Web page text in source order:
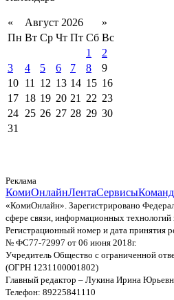
« Август 2026
»
Пн Вт Ср Чт Пт Сб Вс
1
2
3
4 5 6 7 8
9
10 11 12 13 14 15 16
17 18 19 20 21 22 23
24 25 26 27 28 29 30
31
Реклама
КомиОнлайнЛентаСервисы
«КомиОнлайн». Зарегистрировано
сфере связи, информационных
Регистрационный номер и дата принятия
№ ФС77-72997 от 06 июня 2018г.
Учредитель Общество с ограниченной
(ОГРН 1231100001802)
Главный редактор – Лукина Ирина
Телефон: 89225841110